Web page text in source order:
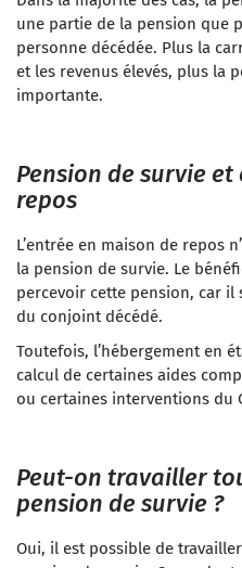
une partie de la pension que
personne décédée. Plus la
et les revenus élevés, plus la
importante.
Pension de survie
repos
L’entrée en maison de repos
la pension de survie. Le
percevoir cette pension, car il
du conjoint décédé.
Toutefois, l’hébergement en
calcul de certaines aides
ou certaines interventions du
Peut-on travailler
pension de survie ?
Oui, il est possible de